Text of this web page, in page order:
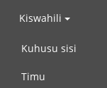
Kiswahili
Kuhusu sisi
Timu